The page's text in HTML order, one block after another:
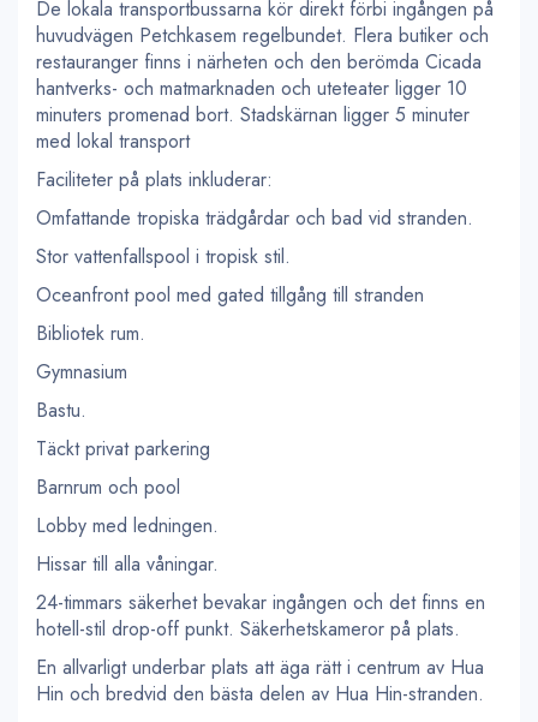
De lokala transportbussarna kör direkt förbi ingången på
huvudvägen Petchkasem regelbundet. Flera butiker och
restauranger finns i närheten och den berömda Cicada
hantverks- och matmarknaden och uteteater ligger 10
minuters promenad bort. Stadskärnan ligger 5 minuter
med lokal transport
Faciliteter på plats inkluderar:
Omfattande tropiska trädgårdar och bad vid stranden.
Stor vattenfallspool i tropisk stil.
Oceanfront pool med gated tillgång till stranden
Bibliotek rum.
Gymnasium
Bastu.
Täckt privat parkering
Barnrum och pool
Lobby med ledningen.
Hissar till alla våningar.
24-timmars säkerhet bevakar ingången och det finns en
hotell-stil drop-off punkt. Säkerhetskameror på plats.
En allvarligt underbar plats att äga rätt i centrum av Hua
Hin och bredvid den bästa delen av Hua Hin-stranden.